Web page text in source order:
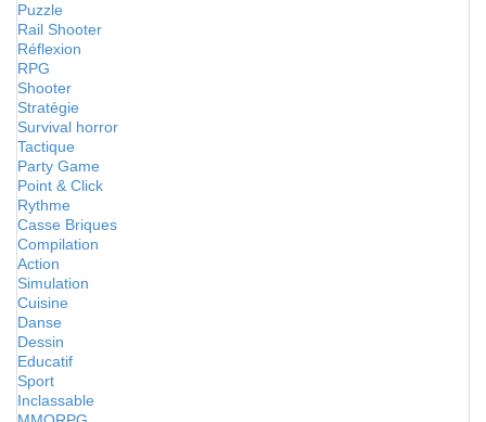
Puzzle
Rail Shooter
Réflexion
RPG
Shooter
Stratégie
Survival horror
Tactique
Party Game
Point & Click
Rythme
Casse Briques
Compilation
Action
Simulation
Cuisine
Danse
Dessin
Educatif
Sport
Inclassable